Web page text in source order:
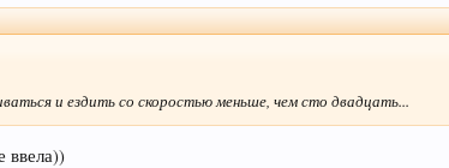
и ездить со скоростью меньше, чем сто двадцать...
ввела))